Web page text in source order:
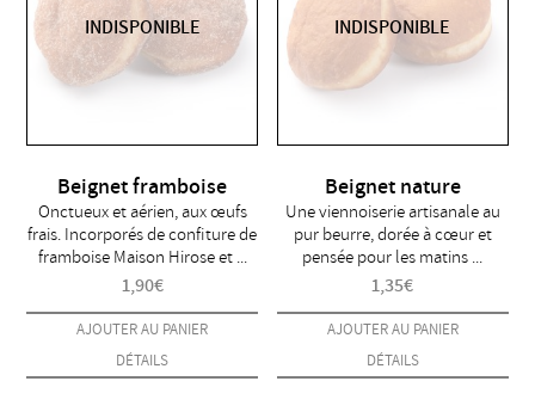
INDISPONIBLE
Beignet framboise
Onctueux et aérien, aux œufs
frais. Incorporés de confiture de
framboise Maison Hirose et ...
1,90€
AJOUTER AU PANIER
DÉTAILS
INDISPONIBLE
Beignet nature
Une viennoiserie artisanale au
pur beurre, dorée à cœur et
pensée pour les matins ...
1,35€
AJOUTER AU PANIER
DÉTAILS